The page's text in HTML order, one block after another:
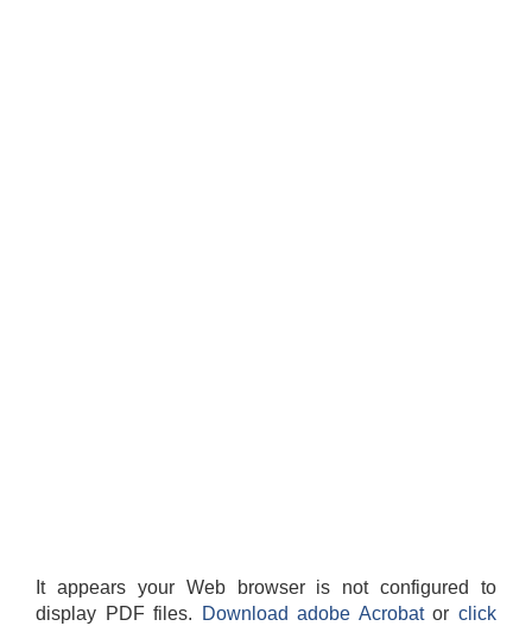
It appears your Web browser is not configured to
display PDF files.
Download adobe Acrobatorclick